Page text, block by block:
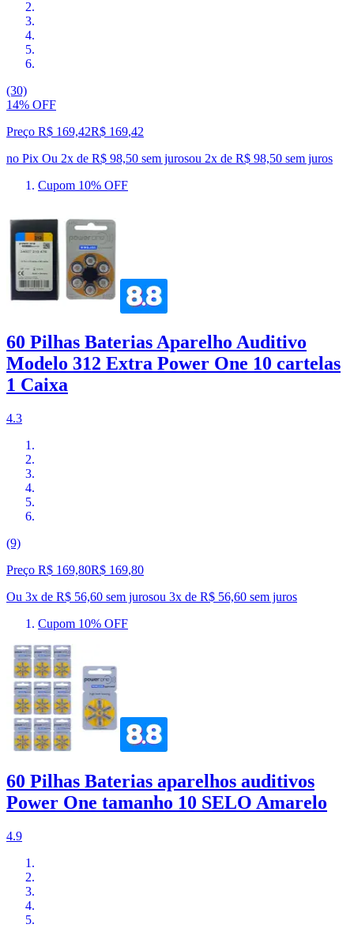
(30)
14% OFF
Preço R$ 169,42R$ 169,42
no Pix Ou 2x de R$ 98,50 sem jurosou 2x de R$ 98,50 sem juros
Cupom 10% OFF
60 Pilhas Baterias Aparelho Auditivo
Modelo 312 Extra Power One 10 cartelas
1 Caixa
4.3
(9)
Preço R$ 169,80R$ 169,80
Ou 3x de R$ 56,60 sem jurosou 3x de R$ 56,60 sem juros
Cupom 10% OFF
60 Pilhas Baterias aparelhos auditivos
Power One tamanho 10 SELO Amarelo
4.9